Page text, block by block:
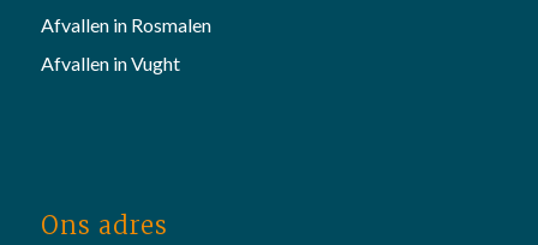
Afvallen in Rosmalen
Afvallen in Vught
Ons adres